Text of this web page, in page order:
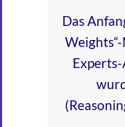
Das